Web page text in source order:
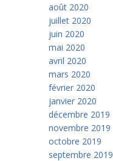
août 2020
juillet 2020
juin 2020
mai 2020
avril 2020
mars 2020
février 2020
janvier 2020
décembre 2019
novembre 2019
octobre 2019
septembre 2019